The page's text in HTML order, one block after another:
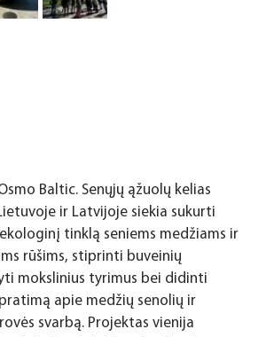
Osmo Baltic. Senųjų ąžuolų kelias
ir Latvijoje siekia sukurti
tinklą seniems medžiams ir
rūšims, stiprinti buveinių
mokslinius tyrimus bei didinti
apie medžių senolių ir
svarbą. Projektas vienija